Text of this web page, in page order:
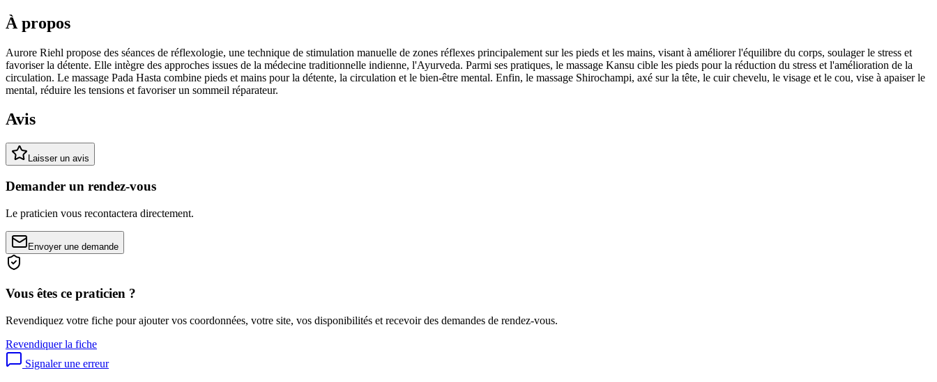
À propos
Aurore Riehl propose des séances de réflexologie, une technique de stimulation manuelle de zones réflexes principalement sur les pieds et les mains, visant à améliorer l'équilibre du corps, soulager le stress et
favoriser la détente. Elle intègre des approches issues de la médecine traditionnelle indienne, l'Ayurveda. Parmi ses pratiques, le massage Kansu cible les pieds pour la réduction du stress et l'amélioration de la
circulation. Le massage Pada Hasta combine pieds et mains pour la détente, la circulation et le bien-être mental. Enfin, le massage Shirochampi, axé sur la tête, le cuir chevelu, le visage et le cou, vise à apaiser le
mental, réduire les tensions et favoriser un sommeil réparateur.
Avis
Laisser un avis
Demander un rendez-vous
Le praticien vous recontactera directement.
Envoyer une demande
Vous êtes ce praticien ?
Revendiquez votre fiche pour ajouter vos coordonnées, votre site, vos disponibilités et recevoir des demandes de rendez-vous.
Revendiquer la fiche
Signaler une erreur